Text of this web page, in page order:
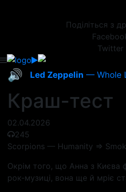
Поділіться з
Twitter
🔊 Led Zeppelin — Whole
Краш-тест
02.04.2026
245
Scorpions — Humanity =>
Окрім того, що Анна з Києва
рок-музиці, вона ще й мріє